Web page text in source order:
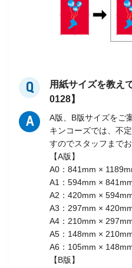
Q
用紙サイズを教え
0128】
A
A版、B版サイズをご
キンコーズでは、不
すのでスタッフまで
【A版】
A0：841mm ×
A1：594mm ×
A2：420mm ×
A3：297mm ×
A4：210mm ×
A5：148mm ×
A6：105mm ×
【B版】